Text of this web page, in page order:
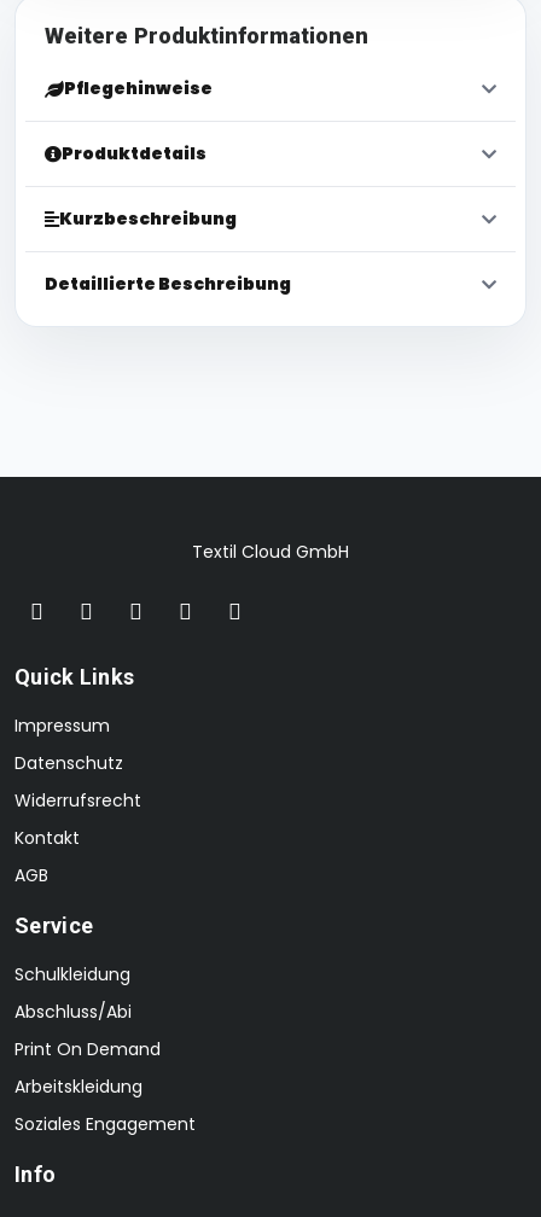
Weitere Produktinformationen
Pflegehinweise
Produktdetails
Kurzbeschreibung
Detaillierte Beschreibung
Textil Cloud GmbH
Quick Links
Impressum
Datenschutz
Widerrufsrecht
Kontakt
AGB
Service
Schulkleidung
Abschluss/Abi
Print On Demand
Arbeitskleidung
Soziales Engagement
Info